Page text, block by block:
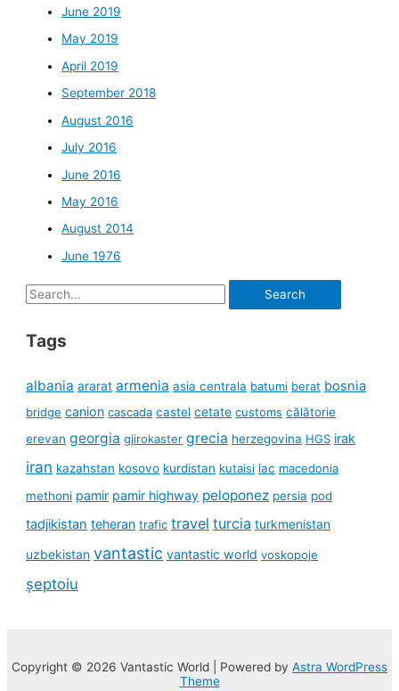
June 2019
May 2019
April 2019
September 2018
August 2016
July 2016
June 2016
May 2016
August 2014
June 1976
Search
Tags
albania ararat armenia asia centrala batumi berat bosnia
bridge canion cascada castel cetate customs călătorie
erevan georgia gjirokaster grecia herzegovina HGS irak
iran kazahstan kosovo kurdistan kutaisi lac macedonia
methoni pamir pamir highway peloponez persia pod
tadjikistan teheran trafic travel turcia turkmenistan
uzbekistan vantastic vantastic world voskopoje
șeptoiu
Copyright © 2026 Vantastic World | Powered by Astra WordPress
Theme